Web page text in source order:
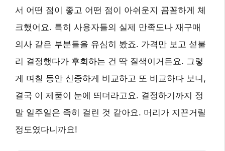
서 어떤 점이 좋고 어떤 점이 아쉬운지 꼼꼼하게 체
크했어요. 특히 사용자들의 실제 만족도나 재구매
의사 같은 부분들을 유심히 봤죠. 가격만 보고 섣불
리 결정했다가 후회하는 건 딱 질색이거든요. 그렇
게 며칠 동안 신중하게 비교하고 또 비교하다 보니,
결국 이 제품이 눈에 띄더라고요. 결정하기까지 정
말 일주일은 족히 걸린 것 같아요. 머리가 지끈거릴
정도였다니까요!